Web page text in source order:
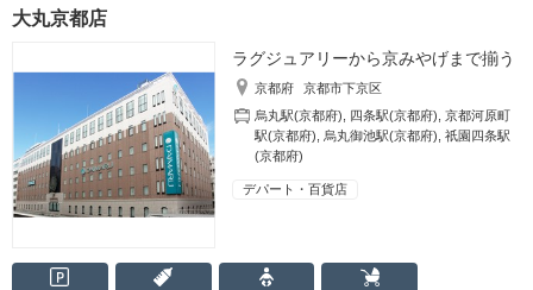
大丸京都店
ラグジュアリーから京みやげまで揃う
京都府
京都市下京区
烏丸駅(京都府)
四条駅(京都府) ,京都河原町
駅(京都府)
烏丸御池駅(京都府) ,祇園四条駅
(京都府)
デパート・百貨店